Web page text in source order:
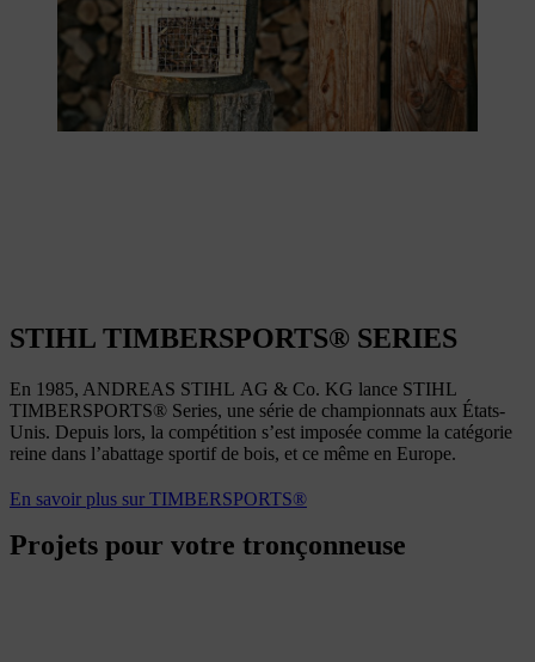
STIHL TIMBERSPORTS® SERIES
En 1985, ANDREAS STIHL AG & Co. KG lance STIHL
TIMBERSPORTS® Series, une série de championnats aux États-
Unis. Depuis lors, la compétition s’est imposée comme la catégorie
reine dans l’abattage sportif de bois, et ce même en Europe.
En savoir plus sur TIMBERSPORTS®
Projets pour votre tronçonneuse